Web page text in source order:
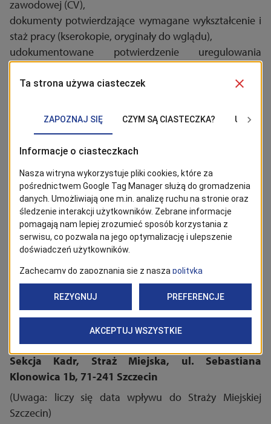
zawodowej (CV),
dokumenty potwierdzające wymagane wykształcenie i
staż pracy (kserokopie, oryginały do wglądu),
udokumentowane potwierdzenie uregulowania
stosunku do służby wojskowej,
podpisana klauzula informacyjna (załącznik RODO),
publicznych, pełnej zdolności do czynności prawnych,
posiadaniu obywatelstwa polskiego, niekaralności
(załącznik Oświadczenie do naboru)
lekarza, uprawniające do przystąpienia do testów
praktycznych z zakresu sprawności fizycznej. W ramach
postępowania kwalifikacyjnego zostaną
przeprowadzone testy sprawdzające sprawność
fizyczną kandydata oraz badania lekarskie i
psychologiczne.
Oferty należy składać w terminie do: 21.08.2026r.
do godz. 12.00,w zamkniętych kopertach z dopiskiem :
„Nabór na wolne stanowisko urzędnicze: Strażnik -
Sekcja Kadr, Straż Miejska, ul. Sebastiana
Klonowica 1b, 71-241 Szczecin
(Uwaga: liczy się data wpływu do Straży Miejskiej
Szczecin)